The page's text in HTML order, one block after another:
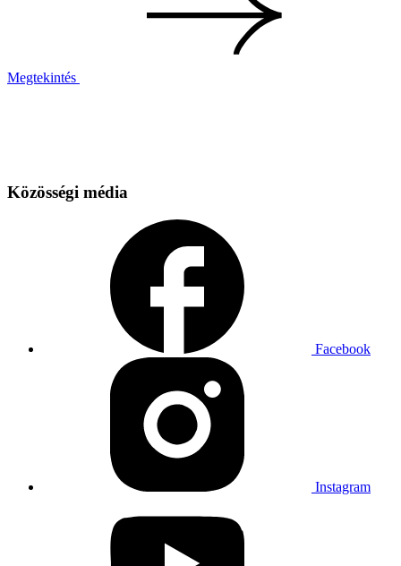
Megtekintés
Közösségi média
Facebook
Instagram